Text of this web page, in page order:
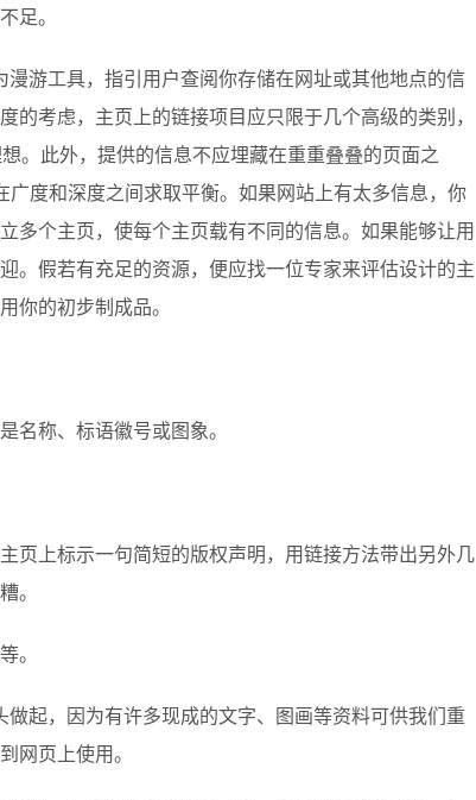
足。
游工具，指引用户查阅你存储在网址或其他地点的信
的考虑，主页上的链接项目应只限于几个高级的类别，
。此外，提供的信息不应埋藏在重重叠叠的页面之
度和深度之间求取平衡。如果网站上有太多信息，你
多个主页，使每个主页载有不同的信息。如果能够让用
。假若有充足的资源，便应找一位专家来评估设计的主
你的初步制成品。
称、标语徽号或图象。
上标示一句简短的版权声明，用链接方法带出另外几
。
。
起，因为有许多现成的文字、图画等资料可供我们重
网页上使用。